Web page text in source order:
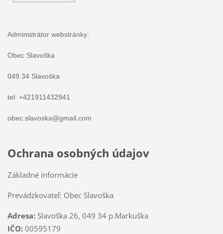
Administrátor webstránky:
Obec Slavoška
049 34 Slavoška
tel: +421911432941
obec.slavoska@gmail.com
Ochrana osobných údajov
Základné informácie
Prevádzkovateľ: Obec Slavoška
Adresa:Slavoška 26, 049 34 p.Markuška
IČO:00595179